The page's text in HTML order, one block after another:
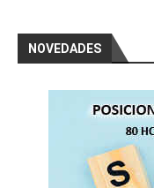
NOVEDADES